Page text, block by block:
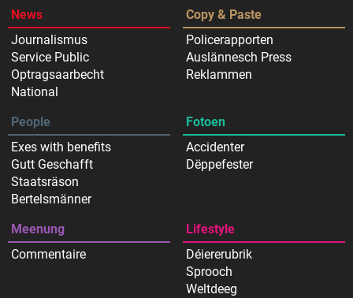
News
Journalismus
Service Public
Optragsaarbecht
National
Copy & Paste
Policerapporten
Auslännesch Press
Reklammen
People
Exes with benefits
Gutt Geschafft
Staatsräson
Bertelsmänner
Fotoen
Accidenter
Dëppefester
Meenung
Commentaire
Lifestyle
Déiererubrik
Sprooch
Weltdeeg